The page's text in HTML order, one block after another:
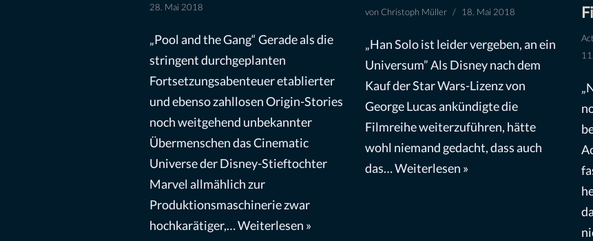
28. Mai 2018
„Pool and the Gang“ Gerade als die
stringent durchgeplanten
Fortsetzungsabenteuer etablierter
und ebenso zahllosen Origin-Stories
noch weitgehend unbekannter
Übermenschen das Cinematic
Universe der Disney-Stieftochter
Marvel allmählich zur
Produktionsmaschinerie zwar
hochkarätiger,…Weiterlesen »
vonChristoph Müller 18. Mai 2018
„Han Solo ist leider vergeben, an ein
Universum” Als Disney nach dem
Kauf der Star Wars-Lizenz von
George Lucas ankündigte die
Filmreihe weiterzuführen, hätte
wohl niemand gedacht, dass auch
das…Weiterlesen »